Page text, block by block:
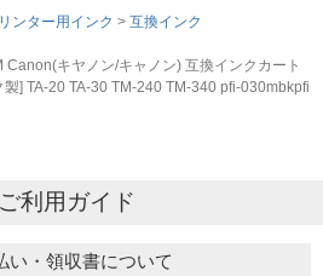
ンター用インク
互換インク
Canon(キヤノン/キャノン) 互換インクカート
] TA-20 TA-30 TM-240 TM-340 pfi-030mbkpfi
ご利用ガイド
い・領収書について